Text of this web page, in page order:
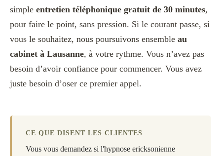
simple entretien téléphonique gratuit de 30 minutes,
pour faire le point, sans pression. Si le courant passe, si
vous le souhaitez, nous poursuivons ensemble au
cabinet à Lausanne, à votre rythme. Vous n’avez pas
besoin d’avoir confiance pour commencer. Vous avez
juste besoin d’oser ce premier appel.
CE QUE DISENT LES CLIENTES
Vous vous demandez si l'hypnose ericksonienne